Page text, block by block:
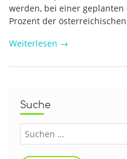
werden, bei einer
Prozent der
Weiterlesen →
Suche